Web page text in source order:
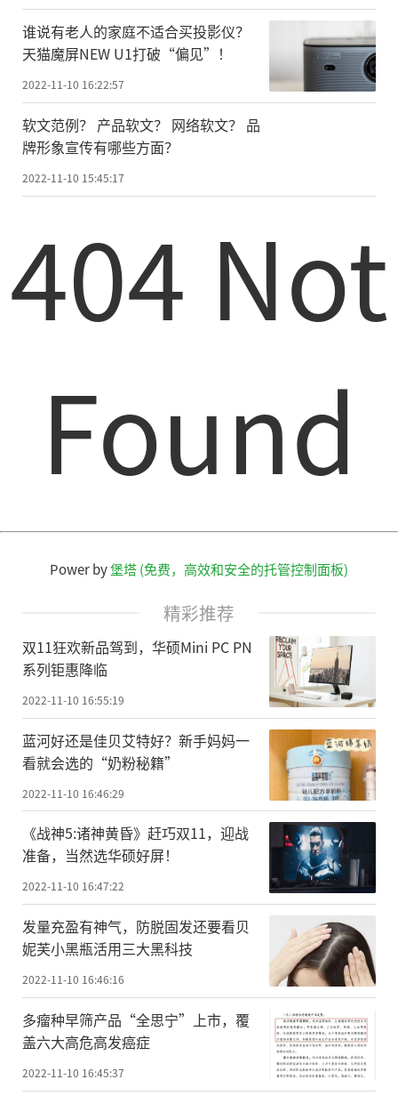
谁说有老人的家庭不适合买投影仪？
天猫魔屏NEW U1打破“偏见”！
2022-11-10 16:22:57
软文范例？ 产品软文？ 网络软文？ 品
牌形象宣传有哪些方面？
2022-11-10 15:45:17
404 Not
Found
Power by堡塔 (免费，高效和安全的托管控制面板)
精彩推荐
双11狂欢新品驾到，华硕Mini PC PN
系列钜惠降临
2022-11-10 16:55:19
蓝河好还是佳贝艾特好？新手妈妈一
看就会选的“奶粉秘籍”
2022-11-10 16:46:29
《战神5:诸神黄昏》赶巧双11，迎战
准备，当然选华硕好屏！
2022-11-10 16:47:22
发量充盈有神气，防脱固发还要看贝
妮芙小黑瓶活用三大黑科技
2022-11-10 16:46:16
多瘤种早筛产品“全思宁”上市，覆
盖六大高危高发癌症
2022-11-10 16:45:37